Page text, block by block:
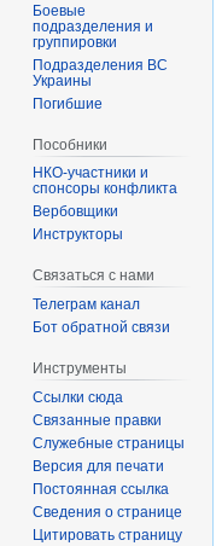
Боевые
подразделения и
группировки
Подразделения ВС
Украины
Погибшие
Пособники
спонсоры конфликта
‏‎Вербовщики
Инструкторы
Связаться с нами
Телеграм канал
Бот обратной связи
Инструменты
Ссылки сюда
Связанные правки
Служебные страницы
Версия для печати
Постоянная ссылка
Сведения о странице
Цитировать страницу